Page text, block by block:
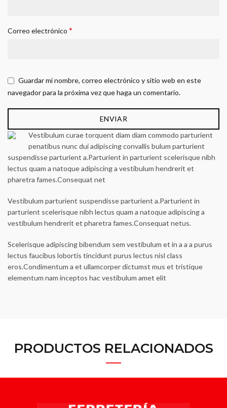
Correo electrónico *
Guardar mi nombre, correo electrónico y sitio web en este
navegador para la próxima vez que haga un comentario.
Vestibulum curae torquent diam diam commodo parturient
penatibus nunc dui adipiscing convallis bulum parturient
suspendisse parturient a.Parturient in parturient scelerisque nibh
lectus quam a natoque adipiscing a vestibulum hendrerit et
pharetra fames.Consequat net
Vestibulum parturient suspendisse parturient a.Parturient in
parturient scelerisque nibh lectus quam a natoque adipiscing a
vestibulum hendrerit et pharetra fames.Consequat netus.
Scelerisque adipiscing bibendum sem vestibulum et in a a a purus
lectus faucibus lobortis tincidunt purus lectus nisl class
eros.Condimentum a et ullamcorper dictumst mus et tristique
elementum nam inceptos hac vestibulum amet elit
PRODUCTOS RELACIONADOS